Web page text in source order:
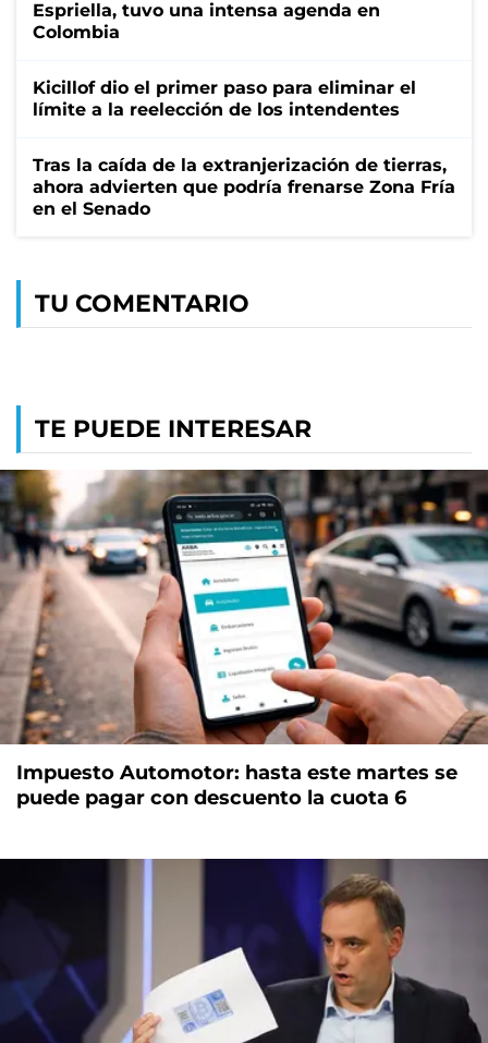
Espriella, tuvo una intensa agenda en
Colombia
Kicillof dio el primer paso para eliminar el
límite a la reelección de los intendentes
Tras la caída de la extranjerización de tierras,
ahora advierten que podría frenarse Zona Fría
en el Senado
TU COMENTARIO
TE PUEDE INTERESAR
Impuesto Automotor: hasta este martes se
puede pagar con descuento la cuota 6